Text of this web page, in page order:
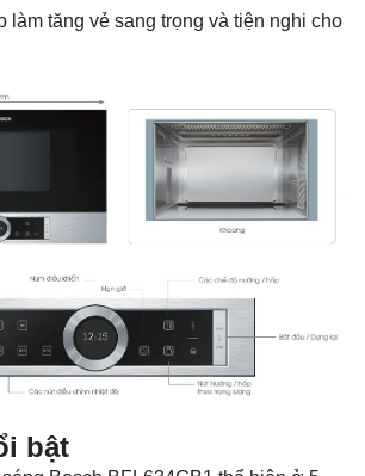
làm tăng vẻ sang trọng và tiện nghi cho
bật